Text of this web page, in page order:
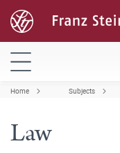
Home Subjects
Law